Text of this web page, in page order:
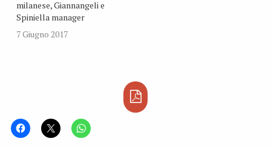
milanese, Giannangeli e
Spiniella manager
7 Giugno 2017